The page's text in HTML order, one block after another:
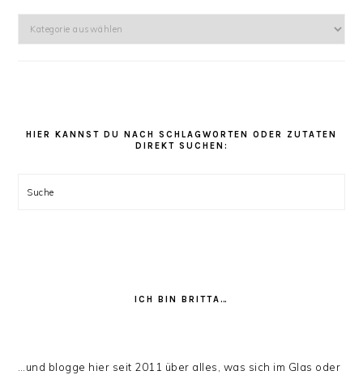
Kategorien
HIER KANNST DU NACH SCHLAGWORTEN ODER ZUTATEN
DIREKT SUCHEN:
Suche
ICH BIN BRITTA…
…und blogge hier seit 2011 über alles, was sich im Glas oder